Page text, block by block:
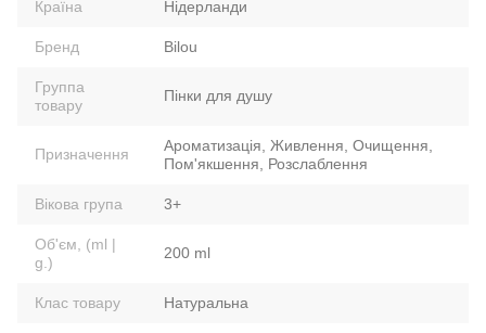
Країна Нідерланди
Бренд Bilou
Группа
товару
Пінки для душу
Призначення
Ароматизація, Живлення, Очищення,
Пом'якшення, Розслаблення
Вікова група 3+
Об'єм, (ml |
g.)
200 ml
Клас товару Натуральна